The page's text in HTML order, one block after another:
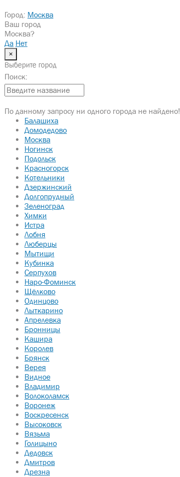
Город: Москва
Ваш город
Москва?
Да Нет
×
Выберите город
Поиск:
По данному запросу ни одного города не найдено!
Балашиха
Домодедово
Москва
Ногинск
Подольск
Красногорск
Котельники
Дзержинский
Долгопрудный
Зеленоград
Химки
Истра
Лобня
Люберцы
Мытищи
Кубинка
Серпухов
Наро-Фоминск
Щёлково
Одинцово
Лыткарино
Апрелевка
Бронницы
Кашира
Королев
Брянск
Верея
Видное
Владимир
Волоколамск
Воронеж
Воскресенск
Высоковск
Вязьма
Голицыно
Дедовск
Дмитров
Дрезна